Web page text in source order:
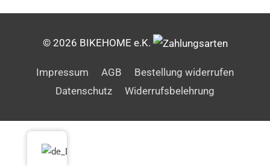
© 2026 BIKEHOME e.K.
Impressum AGB
Bestellung widerrufen
Datenschutz
Widerrufsbelehrung